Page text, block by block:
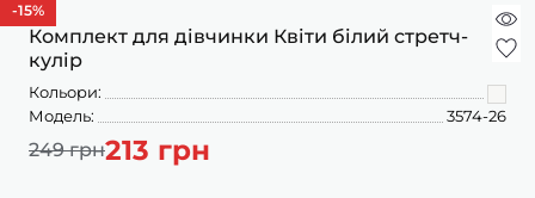
-15%
Комплект для дівчинки Квіти білий стретч-
кулір
Кольори:
Модель:
3574-26
249 грн213 грн